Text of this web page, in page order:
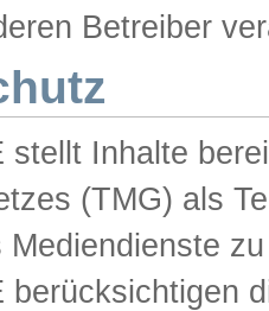
Betreiber
stellt Inhalte
(TMG) als
berücksichtigen